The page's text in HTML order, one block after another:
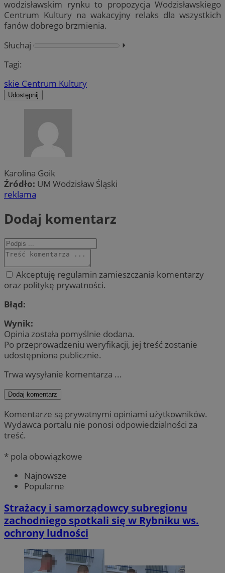
wodzisławskim rynku to propozycja Wodzisławskiego
Centrum Kultury na wakacyjny relaks dla wszystkich
fanów dobrego brzmienia.
Słuchaj
⏵︎
Tagi:
skie Centrum Kultury
Udostępnij
Karolina Goik
Źródło: UM Wodzisław Śląski
reklama
Dodaj komentarz
Akceptuję regulamin zamieszczania komentarzy
oraz politykę prywatności.
Błąd:
Wynik:
Opinia została pomyślnie dodana.
Po przeprowadzeniu weryfikacji, jej treść zostanie
udostępniona publicznie.
Trwa wysyłanie komentarza ...
Dodaj komentarz
Komentarze są prywatnymi opiniami użytkowników.
Wydawca portalu nie ponosi odpowiedzialności za
treść.
* pola obowiązkowe
Najnowsze
Popularne
Strażacy i samorządowcy subregionu
zachodniego spotkali się w Rybniku ws.
ochrony ludności